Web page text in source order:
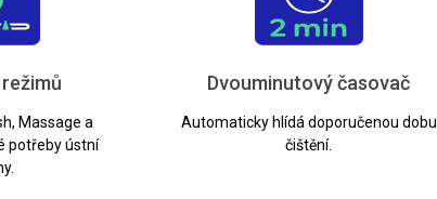
Massage a
potřeby ústní
Dvouminutový časovač
Automaticky hlídá doporučenou dobu
čištění.